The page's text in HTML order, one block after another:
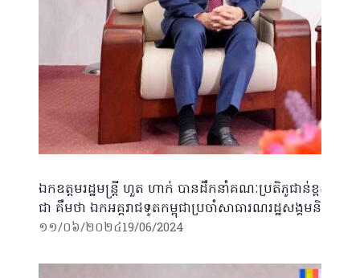
ឯកឧត្តមរដ្ឋមន្រ្តី ហួត ហាក់ បានដឹកនាំគណៈប្រតិភូជាន់ខ្ពស់ក្រ
ជា គឹមថា ឯកអគ្គរាជទូតកម្ពុជាប្រចាំសាធារណរដ្ឋសង្គមនិយម
១១/០៦/២០២៤19/06/2024